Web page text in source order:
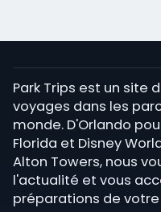
Park Trips est un site
voyages dans les
monde. D'Orlando
Florida et Disney
Alton Towers, nous
l'actualité et vous
préparations de votre